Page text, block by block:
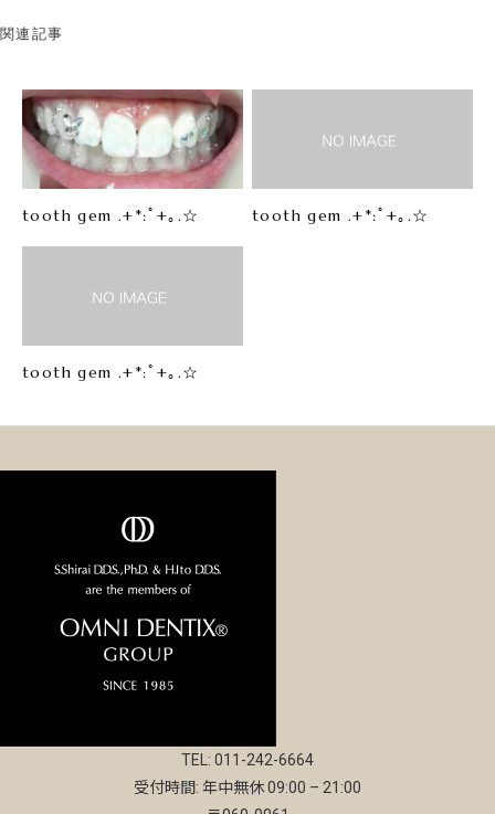
関連記事
tooth gem .+*:ﾟ+｡.☆ tooth gem .+*:ﾟ+｡.☆
tooth gem .+*:ﾟ+｡.☆
TEL: 011-242-6664
受付時間: 年中無休 09:00 – 21:00